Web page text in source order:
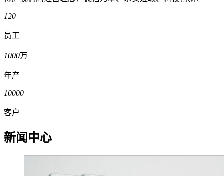
120+
员工
1000万
年产
10000+
客户
新闻中心